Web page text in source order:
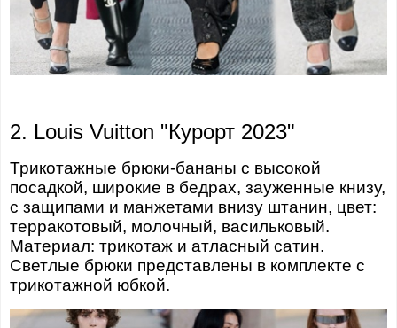
2. Louis Vuitton "Курорт 2023"
Трикотажные брюки-бананы с высокой
посадкой, широкие в бедрах, зауженные книзу,
с защипами и манжетами внизу штанин, цвет:
терракотовый, молочный, васильковый.
Материал: трикотаж и атласный сатин.
Светлые брюки представлены в комплекте с
трикотажной юбкой.